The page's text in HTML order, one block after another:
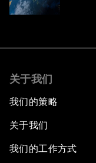
关于我们
我们的策略
关于我们
我们的工作方式